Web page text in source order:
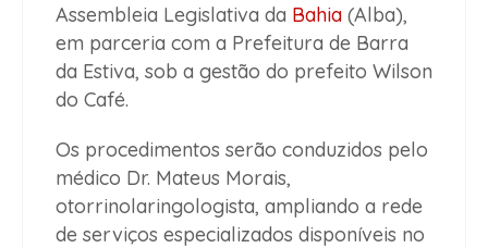
Assembleia Legislativa da Bahia (Alba),
em parceria com a Prefeitura de Barra
da Estiva, sob a gestão do prefeito Wilson
do Café.
Os procedimentos serão conduzidos pelo
médico Dr. Mateus Morais,
otorrinolaringologista, ampliando a rede
de serviços especializados disponíveis no